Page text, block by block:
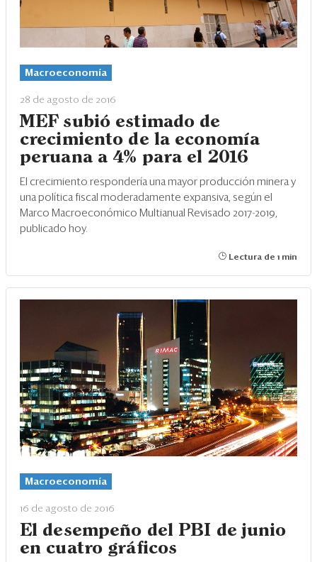
Macroeconomía
28 de agosto de 2016
MEF subió estimado de
crecimiento de la economía
peruana a 4% para el 2016
El crecimiento respondería una mayor producción minera y
una política fiscal moderadamente expansiva, según el
Marco Macroeconómico Multianual Revisado 2017-2019,
publicado hoy.
Lectura de 1 min
Macroeconomía
16 de agosto de 2016
El desempeño del PBI de junio
en cuatro gráficos